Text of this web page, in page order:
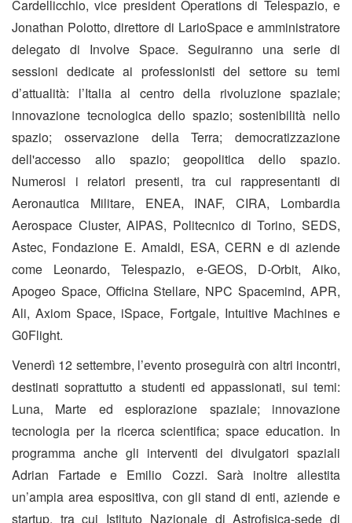
Cardellicchio, vice president Operations di Telespazio, e
Jonathan Polotto, direttore di LarioSpace e amministratore
delegato di Involve Space. Seguiranno una serie di
sessioni dedicate ai professionisti del settore su temi
d’attualità: l’Italia al centro della rivoluzione spaziale;
innovazione tecnologica dello spazio; sostenibilità nello
spazio; osservazione della Terra; democratizzazione
dell'accesso allo spazio; geopolitica dello spazio.
Numerosi i relatori presenti, tra cui rappresentanti di
Aeronautica Militare, ENEA, INAF, CIRA, Lombardia
Aerospace Cluster, AIPAS, Politecnico di Torino, SEDS,
Astec, Fondazione E. Amaldi, ESA, CERN e di aziende
come Leonardo, Telespazio, e-GEOS, D-Orbit, Aiko,
Apogeo Space, Officina Stellare, NPC Spacemind, APR,
Ali, Axiom Space, iSpace, Fortgale, Intuitive Machines e
G0Flight.
Venerdì 12 settembre, l’evento proseguirà con altri incontri,
destinati soprattutto a studenti ed appassionati, sui temi:
Luna, Marte ed esplorazione spaziale; innovazione
tecnologia per la ricerca scientifica; space education. In
programma anche gli interventi dei divulgatori spaziali
Adrian Fartade e Emilio Cozzi. Sarà inoltre allestita
un’ampia area espositiva, con gli stand di enti, aziende e
startup, tra cui Istituto Nazionale di Astrofisica-sede di